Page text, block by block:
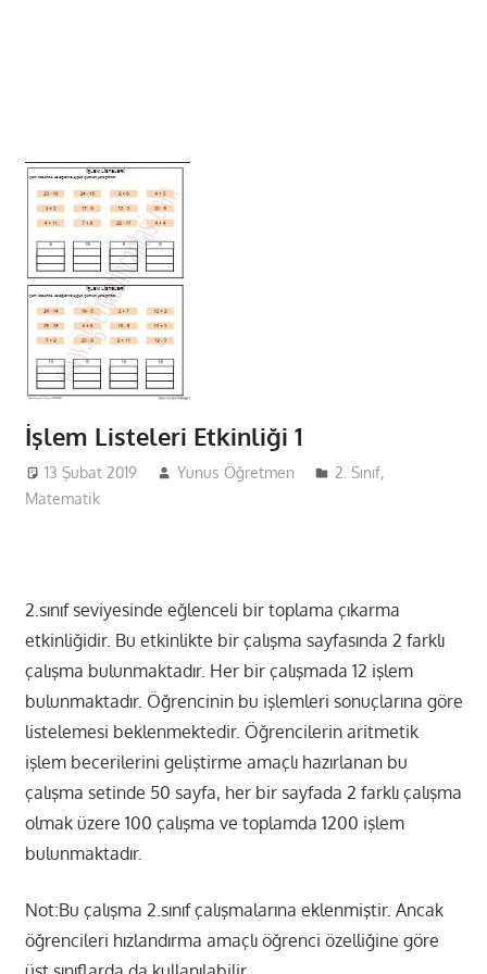
İşlem Listeleri Etkinliği 1
13 Şubat 2019 Yunus Öğretmen 2. Sınıf,
Matematik
2.sınıf seviyesinde eğlenceli bir toplama çıkarma
etkinliğidir. Bu etkinlikte bir çalışma sayfasında 2 farklı
çalışma bulunmaktadır. Her bir çalışmada 12 işlem
bulunmaktadır. Öğrencinin bu işlemleri sonuçlarına göre
listelemesi beklenmektedir. Öğrencilerin aritmetik
işlem becerilerini geliştirme amaçlı hazırlanan bu
çalışma setinde 50 sayfa, her bir sayfada 2 farklı çalışma
olmak üzere 100 çalışma ve toplamda 1200 işlem
bulunmaktadır.
Not:Bu çalışma 2.sınıf çalışmalarına eklenmiştir. Ancak
öğrencileri hızlandırma amaçlı öğrenci özelliğine göre